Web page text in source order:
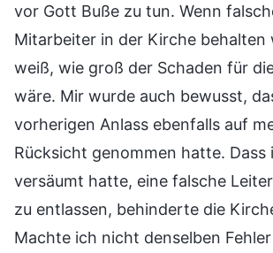
vor Gott Buße zu tun. Wenn
Mitarbeiter in der Kirche behalten
weiß, wie groß der Schaden für
wäre. Mir wurde auch bewusst,
vorherigen Anlass ebenfalls auf
Rücksicht genommen hatte. Dass
versäumt hatte, eine falsche
zu entlassen, behinderte die
Machte ich nicht denselben